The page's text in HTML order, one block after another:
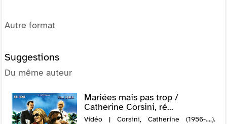
Autre format
Suggestions
Du même auteur
Mariées mais pas trop /
Catherine Corsini, ré...
Vidéo | Corsini, Catherine (1956-....).